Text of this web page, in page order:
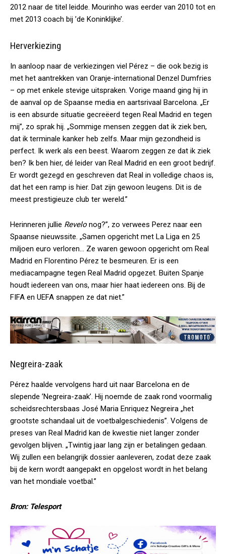
2012 naar de titel leidde. Mourinho was eerder van 2010 tot en
met 2013 coach bij ’de Koninklijke’.
Herverkiezing
In aanloop naar de verkiezingen viel Pérez – die ook bezig is
met het aantrekken van Oranje-international Denzel Dumfries
– op met enkele stevige uitspraken. Vorige maand ging hij in
de aanval op de Spaanse media en aartsrivaal Barcelona. „Er
is een absurde situatie gecreëerd tegen Real Madrid en tegen
mij”, zo sprak hij. „Sommige mensen zeggen dat ik ziek ben,
dat ik terminale kanker heb zelfs. Maar mijn gezondheid is
perfect. Ik werk als een beest. Waarom zeggen ze dat ik ziek
ben? Ik ben hier, dé leider van Real Madrid en een groot bedrijf.
Er wordt gezegd en geschreven dat Real in volledige chaos is,
dat het een ramp is hier. Dat zijn gewoon leugens. Dit is de
meest prestigieuze club ter wereld.”
Herinneren jullie Revelo nog?”, zo verwees Perez naar een
Spaanse nieuwssite. „Samen opgericht met La Liga en 25
miljoen euro verloren… Ze waren gewoon opgericht om Real
Madrid en Florentino Pérez te besmeuren. Er is een
mediacampagne tegen Real Madrid opgezet. Buiten Spanje
houdt iedereen van ons, maar hier haat iedereen ons. Bij de
FIFA en UEFA snappen ze dat niet.”
Negreira-zaak
Pérez haalde vervolgens hard uit naar Barcelona en de
slepende ’Negreira-zaak’. Hij noemde de zaak rond voormalig
scheidsrechtersbaas José Maria Enriquez Negreira „het
grootste schandaal uit de voetbalgeschiedenis”. Volgens de
preses van Real Madrid kan de kwestie niet langer zonder
gevolgen blijven. „Twintig jaar lang zijn er betalingen gedaan.
Wij zullen een belangrijk dossier aanleveren, zodat deze zaak
bij de kern wordt aangepakt en opgelost wordt in het belang
van het mondiale voetbal.”
Bron: Telesport